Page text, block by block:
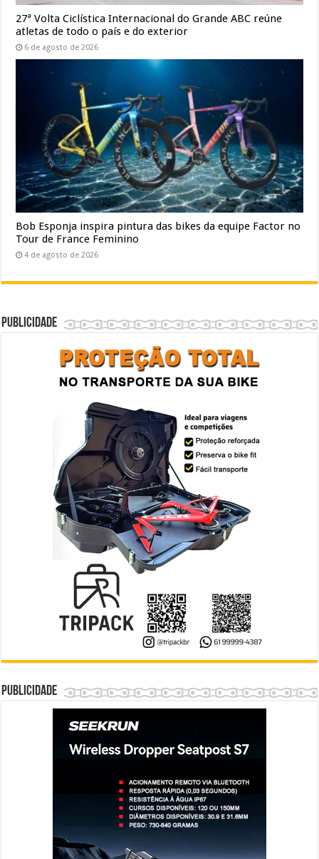
27ª Volta Ciclística Internacional do Grande ABC reúne
atletas de todo o país e do exterior
6 de agosto de 2026
Bob Esponja inspira pintura das bikes da equipe Factor no
Tour de France Feminino
4 de agosto de 2026
Publicidade
Publicidade